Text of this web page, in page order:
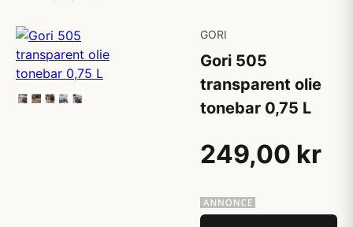
GORI
Gori 505
transparent olie
tonebar 0,75 L
249,00 kr